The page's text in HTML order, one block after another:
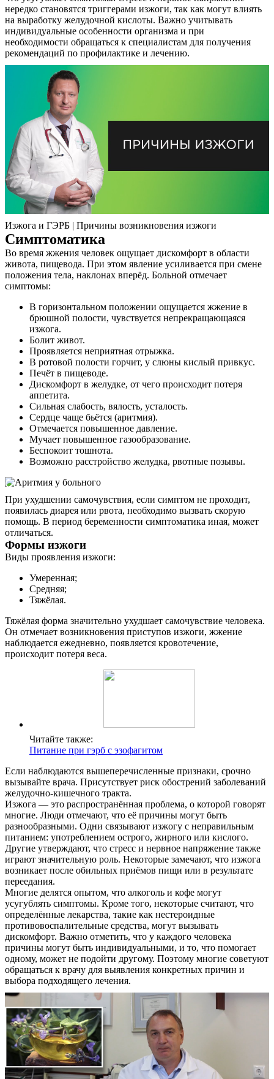
О нас
Услуги
Акции
Отзывы
Статьи
Контакты
нередко становятся триггерами изжоги, так как могут влиять
на выработку желудочной кислоты. Важно учитывать
индивидуальные особенности организма и при
необходимости обращаться к специалистам для получения
рекомендаций по профилактике и лечению.
Изжога и ГЭРБ | Причины возникновения изжоги
Симптоматика
Во время жжения человек ощущает дискомфорт в области
живота, пищевода. При этом явление усиливается при смене
положения тела, наклонах вперёд. Больной отмечает
симптомы:
В горизонтальном положении ощущается жжение в
брюшной полости, чувствуется непрекращающаяся
изжога.
Болит живот.
Проявляется неприятная отрыжка.
В ротовой полости горчит, у слюны кислый привкус.
Печёт в пищеводе.
Дискомфорт в желудке, от чего происходит потеря
аппетита.
Сильная слабость, вялость, усталость.
Сердце чаще бьётся (аритмия).
Отмечается повышенное давление.
Мучает повышенное газообразование.
Беспокоит тошнота.
Возможно расстройство желудка, рвотные позывы.
При ухудшении самочувствия, если симптом не проходит,
появилась диарея или рвота, необходимо вызвать скорую
помощь. В период беременности симптоматика иная, может
отличаться.
Формы изжоги
Виды проявления изжоги:
Умеренная;
Средняя;
Тяжёлая.
Тяжёлая форма значительно ухудшает самочувствие человека.
Он отмечает возникновения приступов изжоги, жжение
наблюдается ежедневно, появляется кровотечение,
происходит потеря веса.
Читайте также:
Питание при гэрб с эзофагитом
Если наблюдаются вышеперечисленные признаки, срочно
вызывайте врача. Присутствует риск обострений заболеваний
желудочно-кишечного тракта.
Изжога — это распространённая проблема, о которой говорят
многие. Люди отмечают, что её причины могут быть
разнообразными. Одни связывают изжогу с неправильным
питанием: употреблением острого, жирного или кислого.
Другие утверждают, что стресс и нервное напряжение также
играют значительную роль. Некоторые замечают, что изжога
возникает после обильных приёмов пищи или в результате
переедания.
Многие делятся опытом, что алкоголь и кофе могут
усугублять симптомы. Кроме того, некоторые считают, что
определённые лекарства, такие как нестероидные
противовоспалительные средства, могут вызывать
дискомфорт. Важно отметить, что у каждого человека
причины могут быть индивидуальными, и то, что помогает
одному, может не подойти другому. Поэтому многие советуют
обращаться к врачу для выявления конкретных причин и
выбора подходящего лечения.